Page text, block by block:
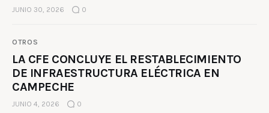
JUNIO 30, 2026 0
OTROS
LA CFE CONCLUYE EL RESTABLECIMIENTO
DE INFRAESTRUCTURA ELÉCTRICA EN
CAMPECHE
JUNIO 4, 2026 0